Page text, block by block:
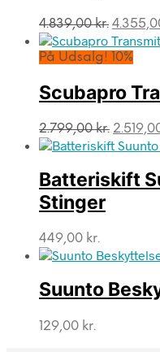
4.839,00kr. Den
pris
På Udsalg! 10%
Scubapro
2.799,00kr. Den
var:
Batteriskift
Stinger
449,00 kr.
Suunto
129,00 kr.